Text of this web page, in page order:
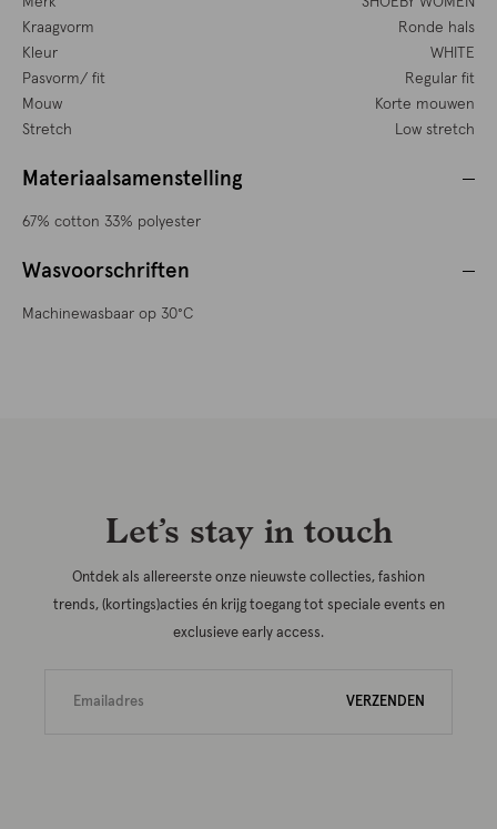
Kraagvorm
Ronde hals
Kleur
WHITE
Pasvorm/ fit
Regular fit
Mouw
Korte mouwen
Stretch
Low stretch
Materiaalsamenstelling
67% cotton 33% polyester
Wasvoorschriften
Machinewasbaar op 30°C
Let’s stay in touch
Ontdek als allereerste onze nieuwste collecties, fashion
trends, (kortings)acties én krijg toegang tot speciale events en
exclusieve early access.
VERZENDEN